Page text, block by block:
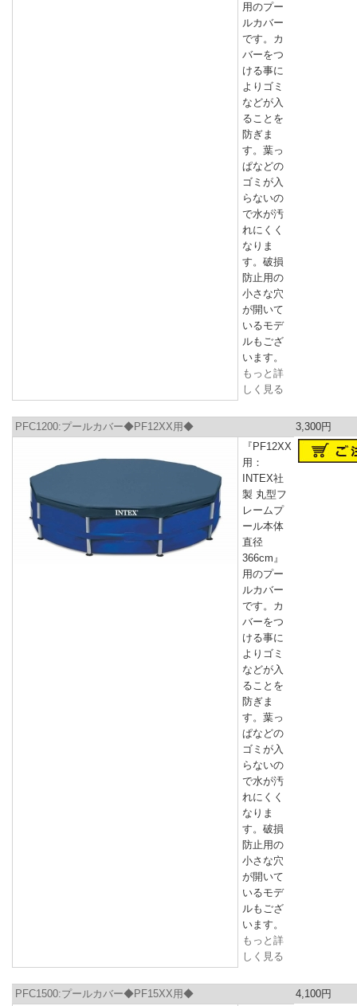
用のプー
ルカバー
です。カ
バーをつ
ける事に
よりゴミ
などが入
ることを
防ぎま
す。葉っ
ぱなどの
ゴミが入
らないの
で水が汚
れにくく
なりま
す。破損
防止用の
小さな穴
が開いて
いるモデ
ルもござ
います。
もっと詳
しく見る
PFC1200:プールカバー◆PF12XX用◆
3,300円
『PF12XX
用：
INTEX社
製 丸型フ
レームプ
ール本体
直径
366cm』
用のプー
ルカバー
です。カ
バーをつ
ける事に
よりゴミ
などが入
ることを
防ぎま
す。葉っ
ぱなどの
ゴミが入
らないの
で水が汚
れにくく
なりま
す。破損
防止用の
小さな穴
が開いて
いるモデ
ルもござ
います。
もっと詳
しく見る
PFC1500:プールカバー◆PF15XX用◆ 4,100円